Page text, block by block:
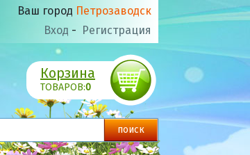
Ваш город Петрозаводск
Вход - Регистрация
Корзина
ТОВАРОВ:0